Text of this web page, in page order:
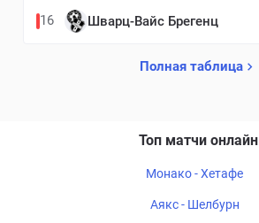
16 Шварц-Вайс Брегенц
Полная таблица
Топ матчи онлайн
Монако - Хетафе
Аякс - Шелбурн